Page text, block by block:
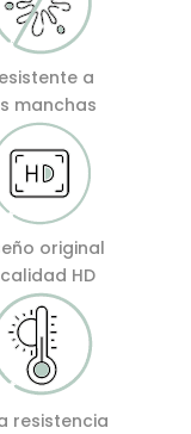
a
manchas
original
HD
resistencia